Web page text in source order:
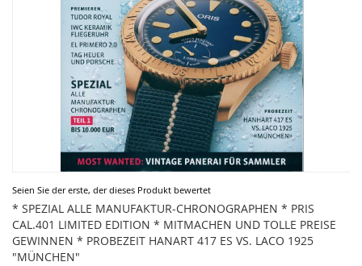
Seien Sie der erste, der dieses Produkt bewertet
* SPEZIAL ALLE MANUFAKTUR-CHRONOGRAPHEN * PRIS
CAL.401 LIMITED EDITION * MITMACHEN UND TOLLE PREISE
GEWINNEN * PROBEZEIT HANART 417 ES VS. LACO 1925
"MÜNCHEN"
Zum
Anfang
der
Bildergalerie
springen